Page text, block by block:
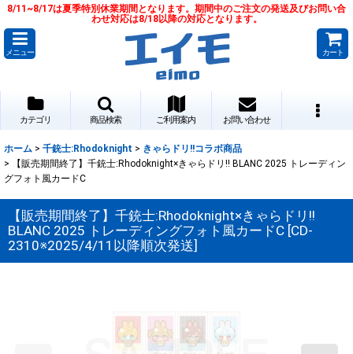
8/11~8/17は夏季特別休業期間となります。期間中のご注文の発送及びお問い合
わせ対応は8/18以降の対応となります。
メニュー カート
カテゴリ 商品検索 ご利用案内 お問い合わせ
ホーム > 千銃士:Rhodoknight > きゃらドリ!!コラボ商品
>
【販売期間終了】千銃士:Rhodoknight×きゃらドリ!! BLANC 2025 トレーディン
グフォト風カードC
【販売期間終了】千銃士:Rhodoknight×きゃらドリ!!
BLANC 2025 トレーディングフォト風カードC [CD-
2310※2025/4/11以降順次発送]